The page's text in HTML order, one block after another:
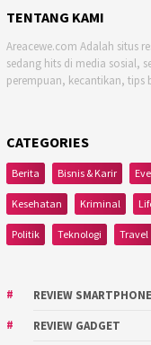
TENTANG KAMI
Areacewe.com Adalah situs
sedang hits di media sosial,
perempuan, kecantikan, tips
CATEGORIES
Berita Bisnis & Karir
Kesehatan Kriminal
Politik Teknologi Travel
REVIEW SMARTPHONE
REVIEW GADGET